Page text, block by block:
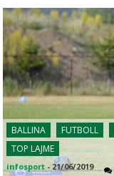
BALLINA FUTBOLL
TOP LAJME
infosport - 21/06/2019